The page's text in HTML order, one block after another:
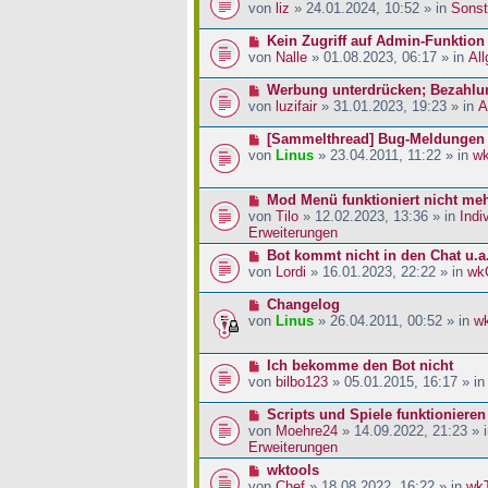
g
i
a
r
e
i
a
e
e
r
e
i
a
von liz » 24.01.2024, 10:52 » in
N
e
e
r
e
i
r
a
g
Kein Zugriff auf Admin-
von Nalle » 01.08.2023, 06:17 » in
N
e
e
r
e
t
r
a
g
Werbung unterdrücken;
von luzifair » 31.01.2023, 19:23 » in
N
e
e
B
e
t
a
g
[Sammelthread] Bug-Meldungen
von Linus » 23.04.2011, 11:22 » in
N
e
u
e
B
e
t
a
g
Mod Menü funktioniert nicht
von Tilo » 12.02.2023, 13:36 » in
Erweiterungen
N
e
e
r
e
t
r
a
g
Bot kommt nicht in den Chat u.a.
von
Lordi » 16.01.2023, 22:22 » in
N
e
e
B
e
t
r
a
g
Changelog
von Linus » 26.04.2011, 00:52 » in
N
e
e
r
B
e
Ich bekomme den Bot nicht
von bilbo123 » 05.01.2015, 16:17 » in
N
e
u
e
Scripts und Spiele
von Moehre24 » 14.09.2022, 21:23 »
Erweiterungen
Nwktools